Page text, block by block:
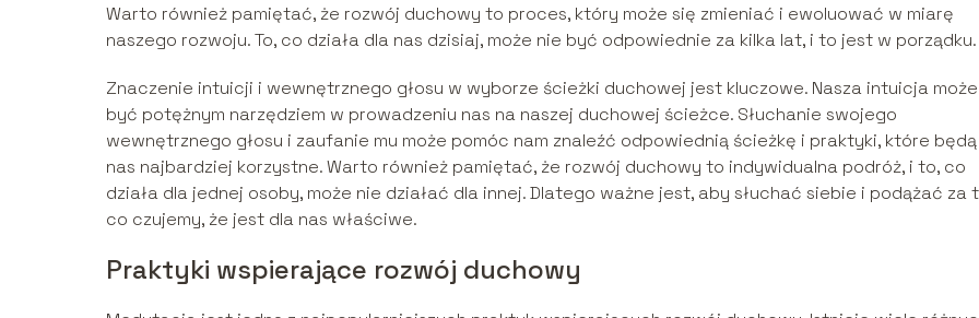
Warto również pamiętać, że rozwój duchowy to proces, który może się zmieniać i ewoluować w miarę
naszego rozwoju. To, co działa dla nas dzisiaj, może nie być odpowiednie za kilka lat, i to jest w porządku.
Znaczenie intuicji i wewnętrznego głosu w wyborze ścieżki duchowej jest kluczowe. Nasza intuicja może
być potężnym narzędziem w prowadzeniu nas na naszej duchowej ścieżce. Słuchanie swojego
wewnętrznego głosu i zaufanie mu może pomóc nam znaleźć odpowiednią ścieżkę i praktyki, które
nas najbardziej korzystne. Warto również pamiętać, że rozwój duchowy to indywidualna podróż, i to, co
działa dla jednej osoby, może nie działać dla innej. Dlatego ważne jest, aby słuchać siebie i podążać za
co czujemy, że jest dla nas właściwe.
Praktyki wspierające rozwój duchowy